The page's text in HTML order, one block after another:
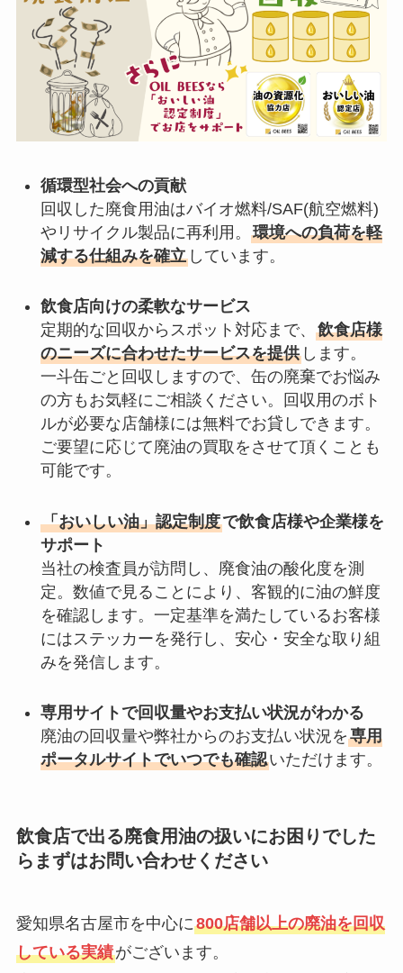
循環型社会への貢献
回収した廃食用油はバイオ燃料/SAF(航空燃料)
やリサイクル製品に再利用。 環境への負荷を軽
減する仕組みを確立しています。
飲食店向けの柔軟なサービス
定期的な回収からスポット対応まで、 飲食店様
のニーズに合わせたサービスを提供します。
一斗缶ごと回収しますので、缶の廃棄でお悩み
の方もお気軽にご相談ください。回収用のボト
ルが必要な店舗様には無料でお貸しできます。
ご要望に応じて廃油の買取をさせて頂くことも
可能です。
「おいしい油」認定制度で飲食店様や企業様を
サポート
当社の検査員が訪問し、廃食油の酸化度を測
定。数値で見ることにより、客観的に油の鮮度
を確認します。一定基準を満たしているお客様
にはステッカーを発行し、安心・安全な取り組
みを発信します。
専用サイトで回収量やお支払い状況がわかる
廃油の回収量や弊社からのお支払い状況を専用
ポータルサイトでいつでも確認いただけます。
飲食店で出る廃食用油の扱いにお困りでした
らまずはお問い合わせください
愛知県名古屋市を中心に800店舗以上の廃油を回収
している実績がございます。